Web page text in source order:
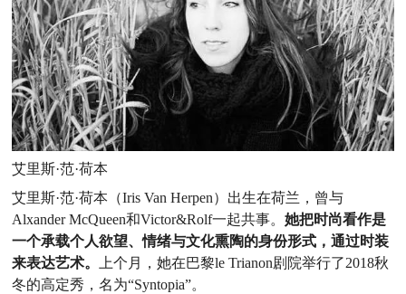
艾里斯·范·荷本
艾里斯·范·荷本（Iris Van Herpen）出生在荷兰，曾与
Alxander McQueen和Victor&Rolf一起共事。她把时尚看作是
一个承载个人欲望、情绪与文化熏陶的身份形式，通过时装
来表达艺术。
上个月，她在巴黎le Trianon剧院举行了2018秋
冬的高定秀，名为“Syntopia”。